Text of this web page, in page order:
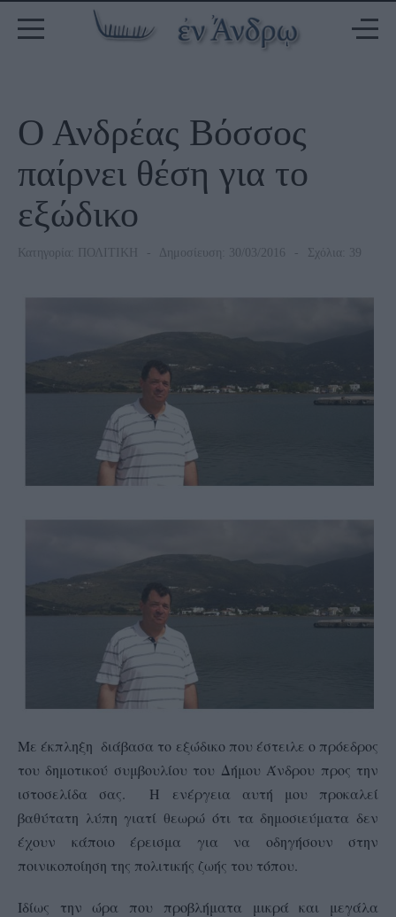
Ο Ανδρέας Βόσσος
παίρνει θέση για το
εξώδικο
Κατηγορία: ΠΟΛΙΤΙΚΗ Δημοσίευση: 30/03/2016 Σχόλια: 39
Με έκπληξη διάβασα το εξώδικο που έστειλε ο πρόεδρος
του δημοτικού συμβουλίου του Δήμου Άνδρου προς την
ιστοσελίδα σας. Η ενέργεια αυτή μου προκαλεί
βαθύτατη λύπη γιατί θεωρώ ότι τα δημοσιεύματα δεν
έχουν κάποιο έρεισμα για να οδηγήσουν στην
ποινικοποίηση της πολιτικής ζωής του τόπου.
Ιδίως την ώρα που προβλήματα μικρά και μεγάλα